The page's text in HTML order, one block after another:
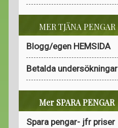
MER TJÄNA PENGAR
Blogg/egen HEMSIDA
Betalda undersökningar
Mer SPARA PENGAR
Spara pengar- jfr priser